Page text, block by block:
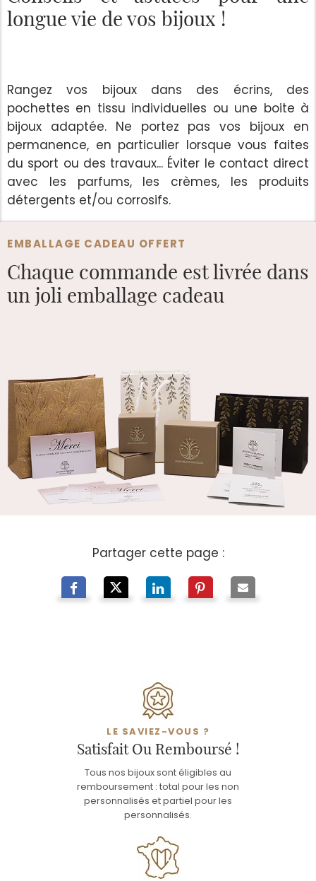
EMBALLAGE CADEAU OFFERT
Chaque commande est livrée dans
un joli emballage cadeau
longue vie de vos bijoux !
Rangez vos bijoux dans des écrins, des
pochettes en tissu individuelles ou une boite à
bijoux adaptée. Ne portez pas vos bijoux en
permanence, en particulier lorsque vous faites
du sport ou des travaux... Éviter le contact direct
avec les parfums, les crèmes, les produits
détergents et/ou corrosifs.
Partager cette page :
LE SAVIEZ-VOUS ?
Satisfait Ou Remboursé !
Tous nos bijoux sont éligibles au
remboursement : total pour les non
personnalisés et partiel pour les
personnalisés.